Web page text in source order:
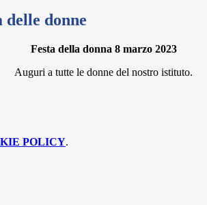
delle donne
Festa della donna 8 marzo 2023
Auguri a tutte le donne del nostro istituto.
POLICY.